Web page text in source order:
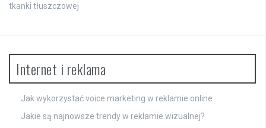
tkanki tłuszczowej
Internet i reklama
Jak wykorzystać voice marketing w reklamie online
Jakie są najnowsze trendy w reklamie wizualnej?